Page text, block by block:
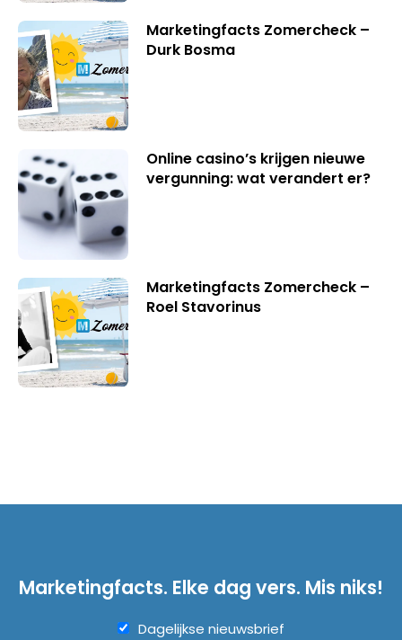
Marketingfacts Zomercheck –
Durk Bosma
Online casino’s krijgen nieuwe
vergunning: wat verandert er?
Marketingfacts Zomercheck –
Roel Stavorinus
Marketingfacts. Elke dag vers. Mis niks!
Dagelijkse nieuwsbrief